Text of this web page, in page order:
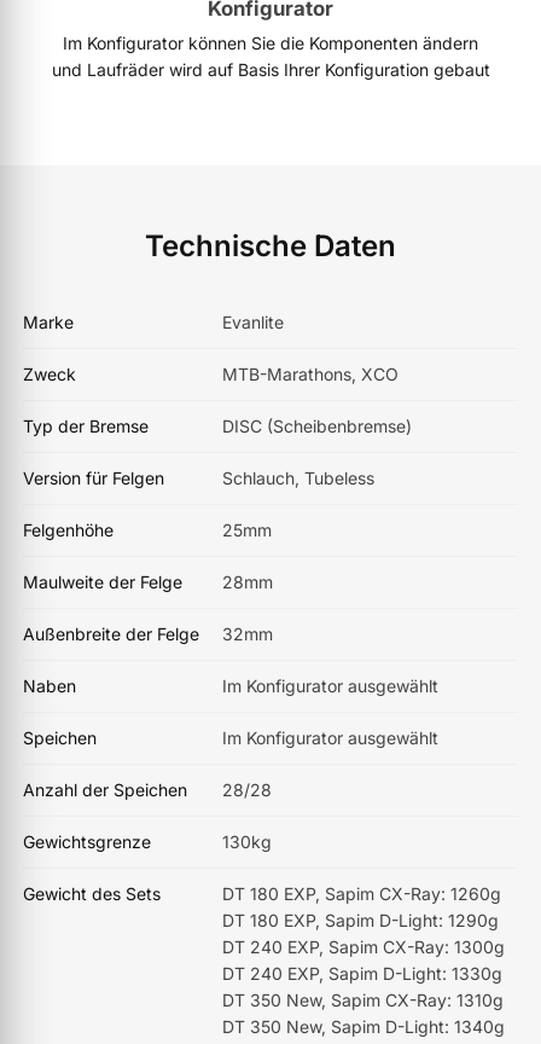
Konfigurator
Im Konfigurator können Sie die Komponenten ändern
und Laufräder wird auf Basis Ihrer Konfiguration gebaut
Technische Daten
Marke Evanlite
Zweck MTB-Marathons, XCO
Typ der Bremse DISC (Scheibenbremse)
Version für Felgen Schlauch, Tubeless
Felgenhöhe 25mm
Maulweite der Felge 28mm
Außenbreite der Felge 32mm
Naben Im Konfigurator ausgewählt
Speichen Im Konfigurator ausgewählt
Anzahl der Speichen 28/28
Gewichtsgrenze 130kg
Gewicht des Sets
DT 180 EXP, Sapim CX-Ray: 1260g
DT 180 EXP, Sapim D-Light: 1290g
DT 240 EXP, Sapim CX-Ray: 1300g
DT 240 EXP, Sapim D-Light: 1330g
DT 350 New, Sapim CX-Ray: 1310g
DT 350 New, Sapim D-Light: 1340g